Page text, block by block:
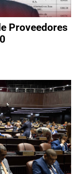
Proveedores